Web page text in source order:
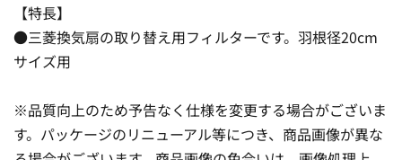
【特長】
●三菱換気扇の取り替え用フィルターです。羽根径20cm
サイズ用
※品質向上のため予告なく仕様を変更する場合がございま
す。パッケージのリニューアル等につき、商品画像が異な